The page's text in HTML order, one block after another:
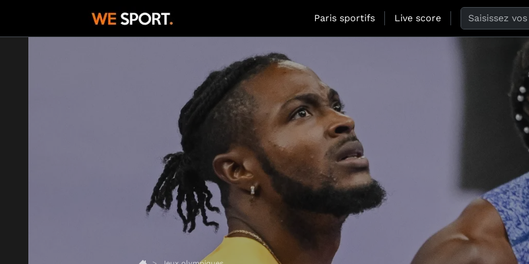
Paris sportifs Live score Search the